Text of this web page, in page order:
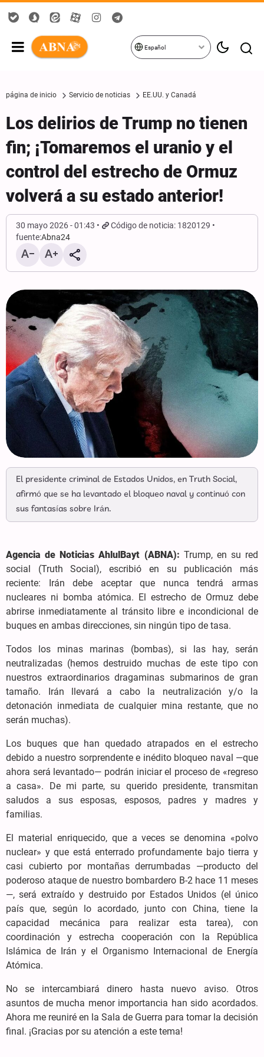
Español
página de inicio Servicio de noticias EE.UU. y Canadá
Los delirios de Trump no tienen
fin; ¡Tomaremos el uranio y el
control del estrecho de Ormuz
volverá a su estado anterior!
30 mayo 2026 - 01:43
Código de noticia: 1820129
fuente:Abna24
El presidente criminal de Estados Unidos, en Truth Social,
afirmó que se ha levantado el bloqueo naval y continuó con
sus fantasías sobre Irán.
Agencia de Noticias AhlulBayt (ABNA): Trump, en su red
social (Truth Social), escribió en su publicación más
reciente: Irán debe aceptar que nunca tendrá armas
nucleares ni bomba atómica. El estrecho de Ormuz debe
abrirse inmediatamente al tránsito libre e incondicional de
buques en ambas direcciones, sin ningún tipo de tasa.
Todos los minas marinas (bombas), si las hay, serán
neutralizadas (hemos destruido muchas de este tipo con
nuestros extraordinarios dragaminas submarinos de gran
tamaño. Irán llevará a cabo la neutralización y/o la
detonación inmediata de cualquier mina restante, que no
serán muchas).
Los buques que han quedado atrapados en el estrecho
debido a nuestro sorprendente e inédito bloqueo naval —que
ahora será levantado— podrán iniciar el proceso de «regreso
a casa». De mi parte, su querido presidente, transmitan
saludos a sus esposas, esposos, padres y madres y
familias.
El material enriquecido, que a veces se denomina «polvo
nuclear» y que está enterrado profundamente bajo tierra y
casi cubierto por montañas derrumbadas —producto del
poderoso ataque de nuestro bombardero B-2 hace 11 meses
—, será extraído y destruido por Estados Unidos (el único
país que, según lo acordado, junto con China, tiene la
capacidad mecánica para realizar esta tarea), con
coordinación y estrecha cooperación con la República
Islámica de Irán y el Organismo Internacional de Energía
Atómica.
No se intercambiará dinero hasta nuevo aviso. Otros
asuntos de mucha menor importancia han sido acordados.
Ahora me reuniré en la Sala de Guerra para tomar la decisión
final. ¡Gracias por su atención a este tema!